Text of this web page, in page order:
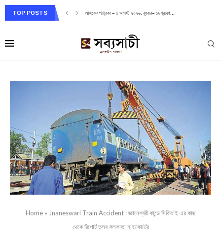
TOP POSTS আজকের পত্রিকা – ৫ আগস্ট ২০২৬, বুধবার– ১৯শ্রাবণ...
Home» Jnaneswari Train Accident : জ্ঞানেশ্বরী কান্ডে সিবিআই এর কাছ
থেকে রিপোর্ট তলব কলকাতা হাইকোর্টের